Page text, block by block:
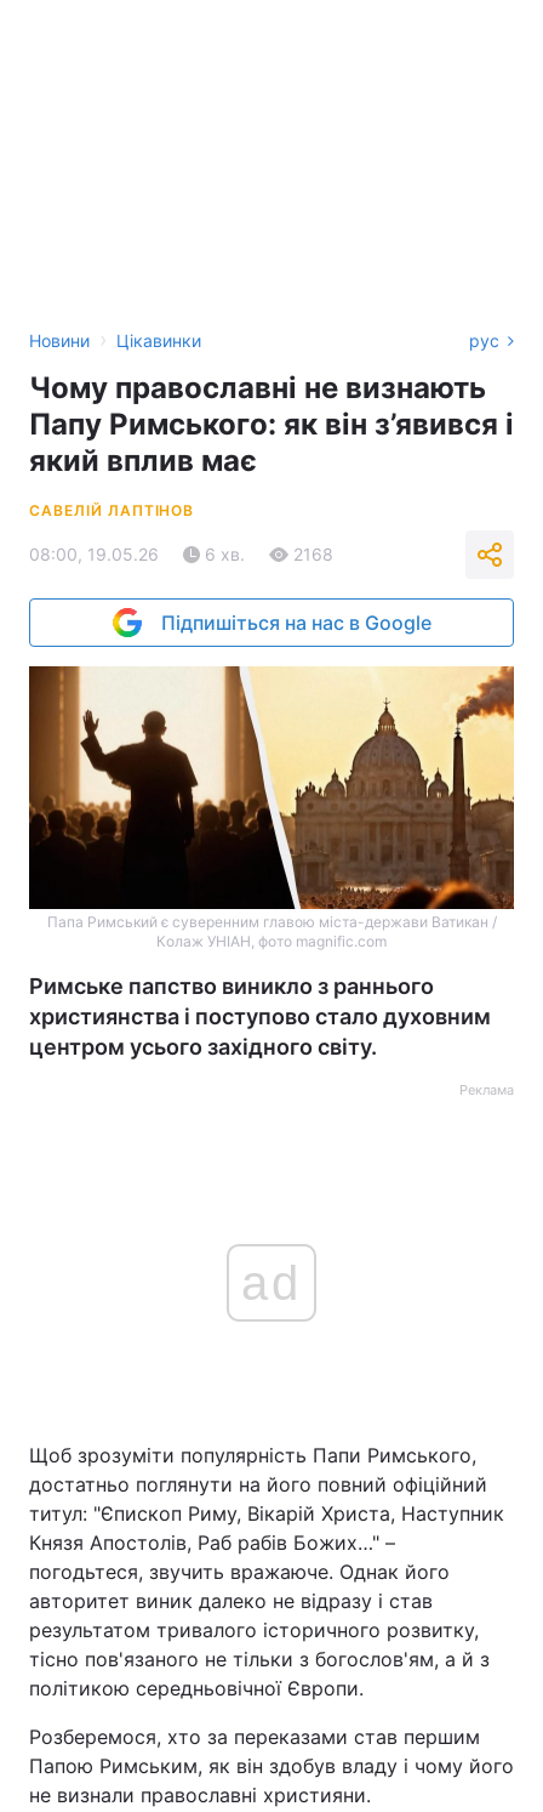
Новини › Цікавинки рус
Чому православні не визнають
Папу Римського: як він з’явився і
який вплив має
САВЕЛІЙ ЛАПТІНОВ
08:00, 19.05.26 6 хв. 2168
Підпишіться на нас в Google
Папа Римський є суверенним главою міста-держави Ватикан /
Колаж УНІАН, фото magnific.com
Римське папство виникло з раннього
християнства і поступово стало духовним
центром усього західного світу.
Реклама
ad
Щоб зрозуміти популярність Папи Римського,
достатньо поглянути на його повний офіційний
титул: "Єпископ Риму, Вікарій Христа, Наступник
Князя Апостолів, Раб рабів Божих…" –
погодьтеся, звучить вражаюче. Однак його
авторитет виник далеко не відразу і став
результатом тривалого історичного розвитку,
тісно пов'язаного не тільки з богослов'ям, а й з
політикою середньовічної Європи.
Розберемося, хто за переказами став першим
Папою Римським, як він здобув владу і чому його
не визнали православні християни.